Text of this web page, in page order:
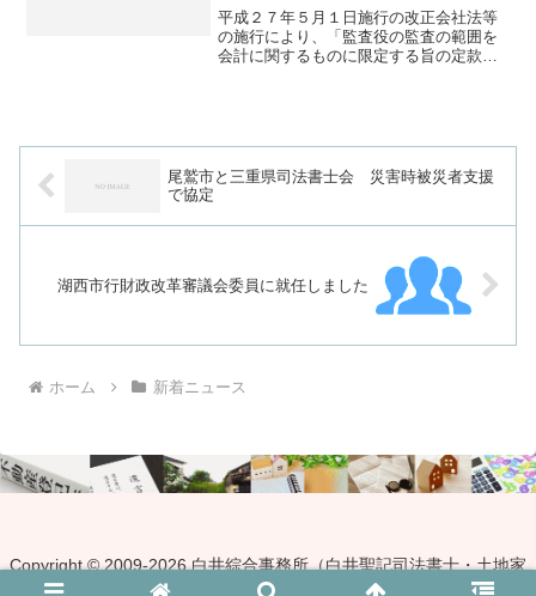
れなく
平成２７年５月１日施行の改正会社法等
の施行により、「監査役の監査の範囲を
会計に関するものに限定する旨の定款の
尾鷲市と三重県司法書士会 災害時被災者支援
で協定
湖西市行財政改革審議会委員に就任しました
ホーム 新着ニュース
Copyright © 2009-2026 白井綜合事務所（白井聖記司法書士・土地家